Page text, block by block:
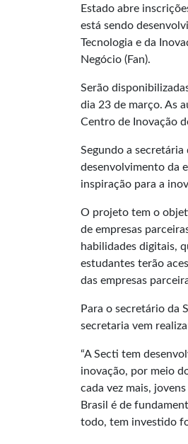
Estado abre
está sendo
Tecnologia e da
Negócio (Fan).
Serão
dia 23 de março. As
Centro de Inovação
Segundo a
desenvolvimento da
inspiração para a
O projeto tem o
de empresas
habilidades digitais,
estudantes terão
das empresas
Para o secretário da
secretaria vem
“A Secti tem
inovação, por meio
cada vez mais,
Brasil é de
todo, tem investido